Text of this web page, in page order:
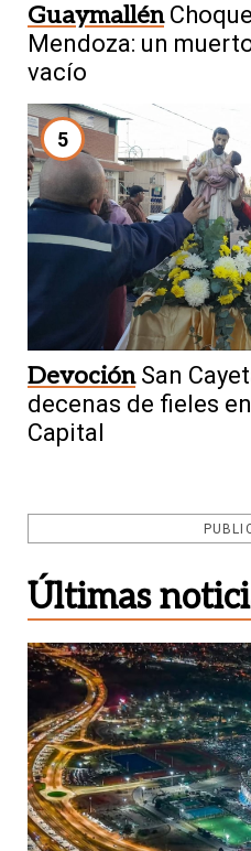
Guaymallén
Mendoza: un
vacío
5
Devoción San
decenas de fieles
Capital
Últimas